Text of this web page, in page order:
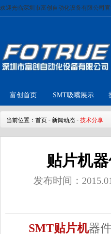
欢迎光临深圳市富创自动化设备有限公司官
富创首页 SMT吸嘴展示
当前位置： 首页 - 新闻动态 - 技术分享
贴片机
发布时间：
SMT贴片机器